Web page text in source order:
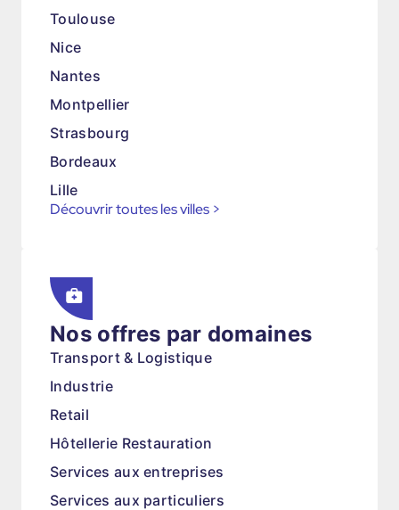
Toulouse
Nice
Nantes
Montpellier
Strasbourg
Bordeaux
Lille
Découvrir toutes les villes >
Nos offres par domaines
Transport & Logistique
Industrie
Retail
Hôtellerie Restauration
Services aux entreprises
Services aux particuliers